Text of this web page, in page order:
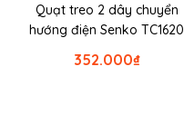
Quạt treo 2 dây chuyển
hướng điện Senko TC1620
₫
352.000